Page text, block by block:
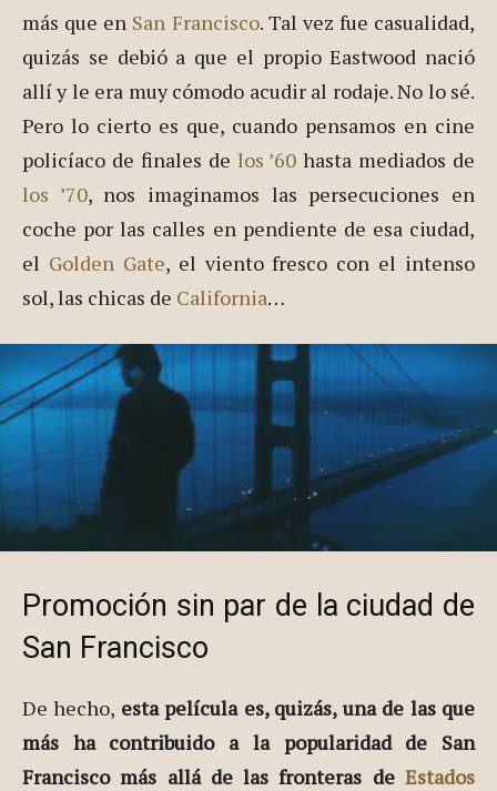
más que en San Francisco. Tal vez fue casualidad,
quizás se debió a que el propio Eastwood nació
allí y le era muy cómodo acudir al rodaje. No lo sé.
Pero lo cierto es que, cuando pensamos en cine
policíaco de finales de los ’60 hasta mediados de
los ’70, nos imaginamos las persecuciones en
coche por las calles en pendiente de esa ciudad,
el Golden Gate, el viento fresco con el intenso
sol, las chicas de California…
Promoción sin par de la ciudad de
San Francisco
De hecho, esta película es, quizás, una de las que
más ha contribuido a la popularidad de San
Francisco más allá de las fronteras de Estados